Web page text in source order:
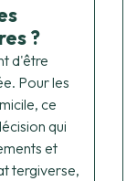
?
d'être
Pour les
ce
qui
et
tergiverse,